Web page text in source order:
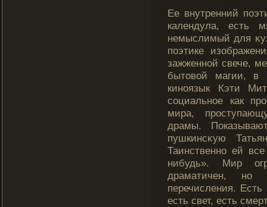
Ее внутренний
календула, есть
немыслимый для
поэтике
зажженной свече,
бытовой магии, в
киноязык Кэти
социальное как
мира,
драмы.
пушкинсκую
Таинственно ей
нибудь». Мир
драматичен, но
перечисления.
есть свет, есть